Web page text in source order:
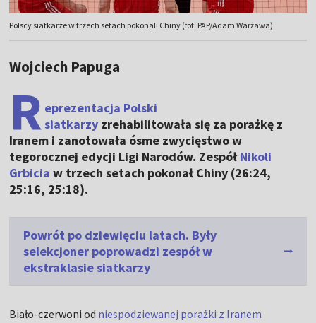
Polscy siatkarze w trzech setach pokonali Chiny (fot. PAP/Adam Warżawa)
Wojciech Papuga
R eprezentacja Polski
siatkarzy zrehabilitowała się za porażkę z
Iranem i zanotowała ósme zwycięstwo w
tegorocznej edycji Ligi Narodów. ZespółNikoli
Grbicia w trzech setach pokonał Chiny (26:24,
25:16, 25:18).
Powrót po dziewięciu latach. Były
selekcjoner poprowadzi zespół w
ekstraklasie siatkarzy
Biało-czerwoni od niespodziewanej porażki z Iranem